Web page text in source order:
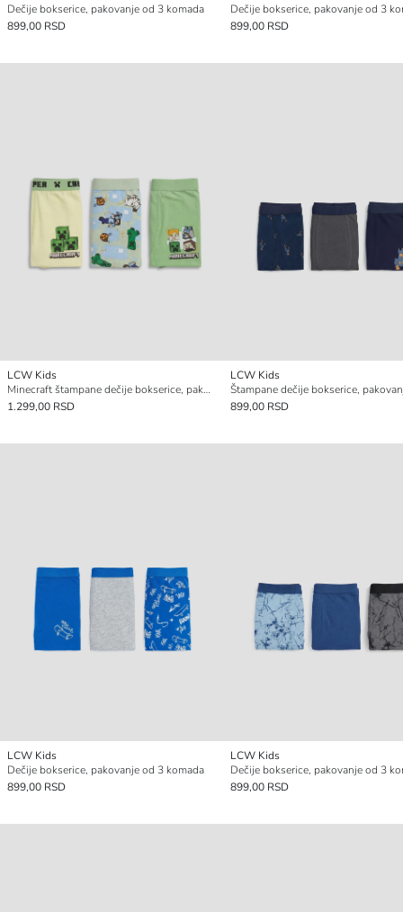
Dečije bokserice, pakovanje od 3 komada
899,00 RSD
Dečije bokserice, pakovanje od 3
899,00 RSD
LCW Kids
Minecraft štampane dečije bokserice, pakovanje od 3 komada
1.299,00 RSD
LCW Kids
899,00 RSD
LCW Kids
Dečije bokserice, pakovanje od 3 komada
899,00 RSD
LCW Kids
Dečije bokserice, pakovanje od 3
899,00 RSD